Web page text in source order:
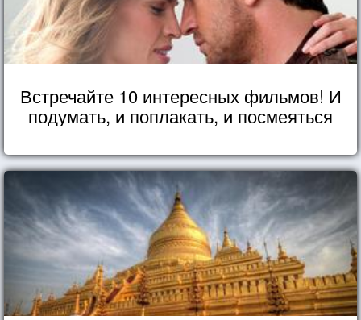
Встречайте 10 интересных фильмов! И
подумать, и поплакать, и посмеяться